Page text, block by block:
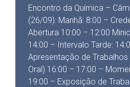
Encontro da Química –
(26/09): Manhã: 8:00 –
Abertura 10:00 – 12:00
14:00 – Intervalo Tarde:
Apresentação de
Oral) 16:00 – 17:00 –
19:00 – Exposição de